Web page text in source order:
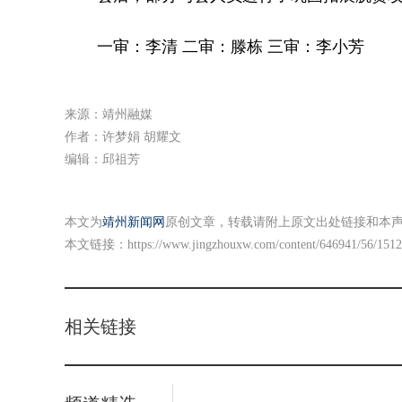
一审：李清 二审：滕栋 三审：李小芳
来源：靖州融媒
作者：许梦娟 胡耀文
编辑：邱祖芳
本文为靖州新闻网 原创文章，转载请附上原文出处链接和本声
本文链接： https://www.jingzhouxw.com/content/646941/56/
相关链接